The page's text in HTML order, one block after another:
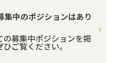
集中のポジションはあり
の募集中ポジションを掲
ご覧ください。